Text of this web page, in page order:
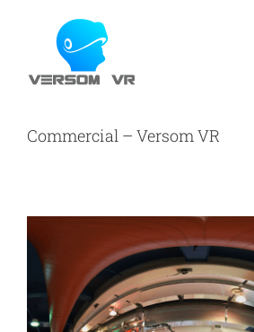
Commercial – Versom VR
Larger
Image